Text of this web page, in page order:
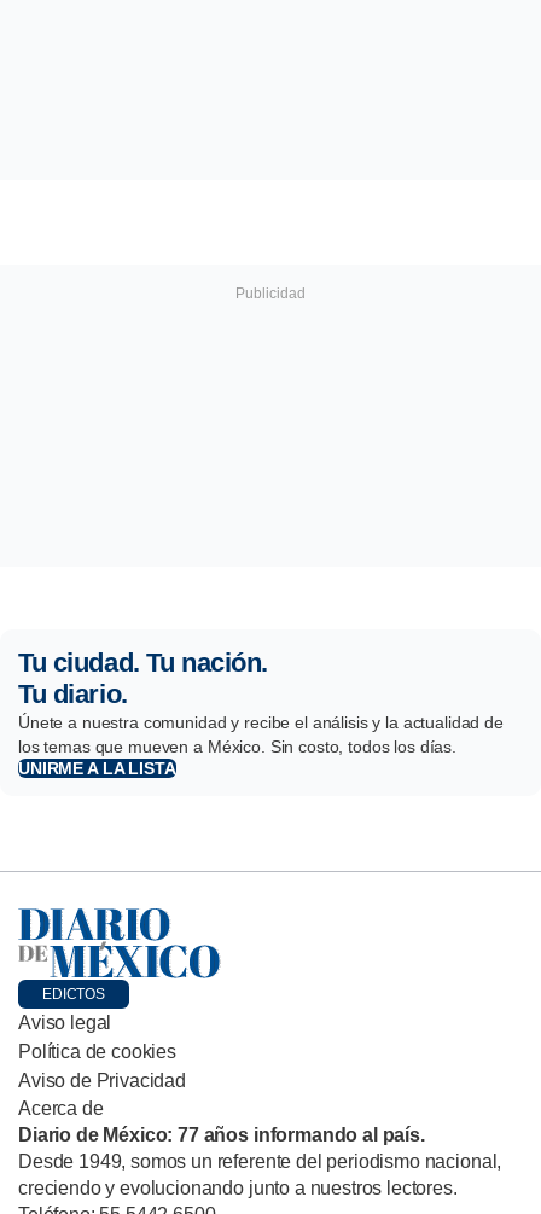
Tu ciudad. Tu nación.
Tu diario.
Únete a nuestra comunidad y recibe el análisis y la actualidad de
los temas que mueven a México. Sin costo, todos los días.
UNIRME A LA LISTA
EDICTOS
Aviso legal
Política de cookies
Aviso de Privacidad
Acerca de
Diario de México: 77 años informando al país.
Desde 1949, somos un referente del periodismo nacional,
creciendo y evolucionando junto a nuestros lectores.